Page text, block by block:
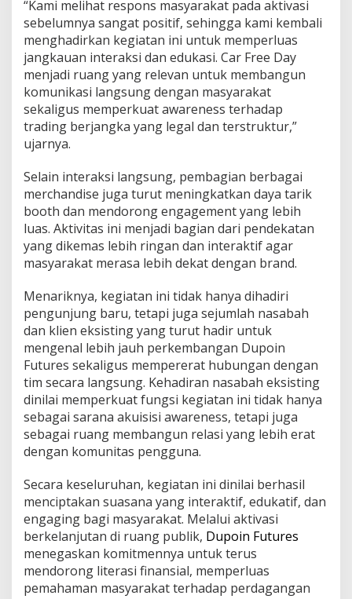
“Kami melihat respons masyarakat pada aktivasi
sebelumnya sangat positif, sehingga kami kembali
menghadirkan kegiatan ini untuk memperluas
jangkauan interaksi dan edukasi. Car Free Day
menjadi ruang yang relevan untuk membangun
komunikasi langsung dengan masyarakat
sekaligus memperkuat awareness terhadap
trading berjangka yang legal dan terstruktur,”
ujarnya.
Selain interaksi langsung, pembagian berbagai
merchandise juga turut meningkatkan daya tarik
booth dan mendorong engagement yang lebih
luas. Aktivitas ini menjadi bagian dari pendekatan
yang dikemas lebih ringan dan interaktif agar
masyarakat merasa lebih dekat dengan brand.
Menariknya, kegiatan ini tidak hanya dihadiri
pengunjung baru, tetapi juga sejumlah nasabah
dan klien eksisting yang turut hadir untuk
mengenal lebih jauh perkembangan Dupoin
Futures sekaligus mempererat hubungan dengan
tim secara langsung. Kehadiran nasabah eksisting
dinilai memperkuat fungsi kegiatan ini tidak hanya
sebagai sarana akuisisi awareness, tetapi juga
sebagai ruang membangun relasi yang lebih erat
dengan komunitas pengguna.
Secara keseluruhan, kegiatan ini dinilai berhasil
menciptakan suasana yang interaktif, edukatif, dan
engaging bagi masyarakat. Melalui aktivasi
berkelanjutan di ruang publik, Dupoin Futures
menegaskan komitmennya untuk terus
mendorong literasi finansial, memperluas
pemahaman masyarakat terhadap perdagangan